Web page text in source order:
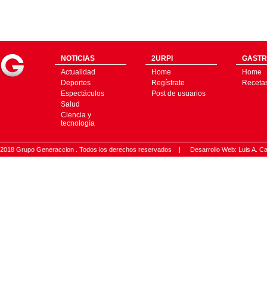
NOTICIAS
Actualidad
Deportes
Espectáculos
Salud
Ciencia y
tecnología
2URPI
Home
Regístrate
Post de usuarios
Home
2018 Grupo Generaccion . Todos los derechos reservados | Desarrollo Web: Luis